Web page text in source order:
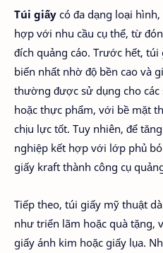
Túi giấy có đa dạng loại
hợp với nhu cầu cụ thể, từ
đích quảng cáo. Trước hết,
biến nhất nhờ độ bền cao và
thường được sử dụng cho
hoặc thực phẩm, với bề mặt
chịu lực tốt. Tuy nhiên, để
nghiệp kết hợp với lớp phủ
giấy kraft thành công cụ
Tiếp theo, túi giấy mỹ thuật
như triển lãm hoặc quà tặng,
giấy ánh kim hoặc giấy lụa.